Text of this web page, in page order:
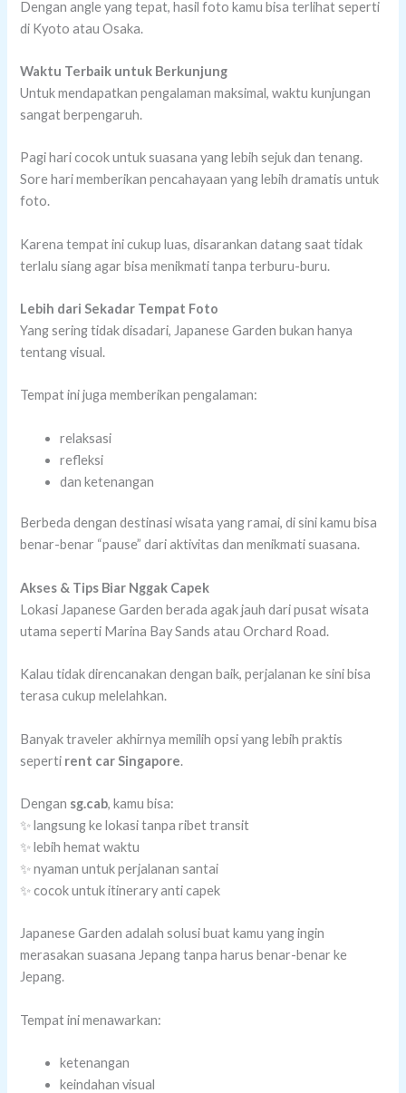
Dengan angle yang tepat, hasil foto kamu bisa terlihat seperti
di Kyoto atau Osaka.
Waktu Terbaik untuk Berkunjung
Untuk mendapatkan pengalaman maksimal, waktu kunjungan
sangat berpengaruh.
Pagi hari cocok untuk suasana yang lebih sejuk dan tenang.
Sore hari memberikan pencahayaan yang lebih dramatis untuk
foto.
Karena tempat ini cukup luas, disarankan datang saat tidak
terlalu siang agar bisa menikmati tanpa terburu-buru.
Lebih dari Sekadar Tempat Foto
Yang sering tidak disadari, Japanese Garden bukan hanya
tentang visual.
Tempat ini juga memberikan pengalaman:
relaksasi
refleksi
dan ketenangan
Berbeda dengan destinasi wisata yang ramai, di sini kamu bisa
benar-benar “pause” dari aktivitas dan menikmati suasana.
Akses & Tips Biar Nggak Capek
Lokasi Japanese Garden berada agak jauh dari pusat wisata
utama seperti Marina Bay Sands atau Orchard Road.
Kalau tidak direncanakan dengan baik, perjalanan ke sini bisa
terasa cukup melelahkan.
Banyak traveler akhirnya memilih opsi yang lebih praktis
seperti rent car Singapore.
Dengan sg.cab, kamu bisa:
✨ langsung ke lokasi tanpa ribet transit
✨ lebih hemat waktu
✨ nyaman untuk perjalanan santai
✨ cocok untuk itinerary anti capek
Japanese Garden adalah solusi buat kamu yang ingin
merasakan suasana Jepang tanpa harus benar-benar ke
Jepang.
Tempat ini menawarkan:
ketenangan
keindahan visual